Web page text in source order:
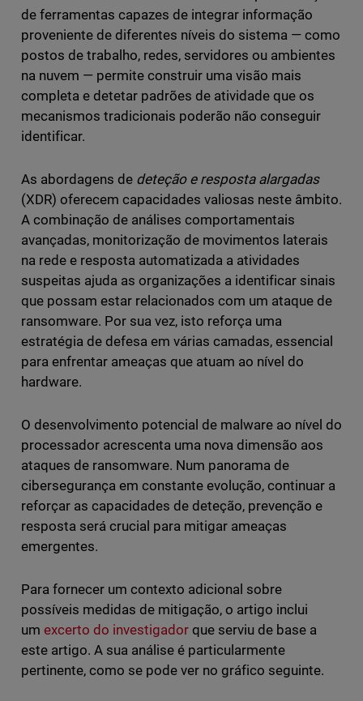
de ferramentas capazes de integrar informação
proveniente de diferentes níveis do sistema — como
postos de trabalho, redes, servidores ou ambientes
na nuvem — permite construir uma visão mais
completa e detetar padrões de atividade que os
mecanismos tradicionais poderão não conseguir
identificar.
As abordagens de deteção e resposta alargadas
(XDR) oferecem capacidades valiosas neste âmbito.
A combinação de análises comportamentais
avançadas, monitorização de movimentos laterais
na rede e resposta automatizada a atividades
suspeitas ajuda as organizações a identificar sinais
que possam estar relacionados com um ataque de
ransomware. Por sua vez, isto reforça uma
estratégia de defesa em várias camadas, essencial
para enfrentar ameaças que atuam ao nível do
hardware.
O desenvolvimento potencial de malware ao nível do
processador acrescenta uma nova dimensão aos
ataques de ransomware. Num panorama de
cibersegurança em constante evolução, continuar a
reforçar as capacidades de deteção, prevenção e
resposta será crucial para mitigar ameaças
emergentes.
Para fornecer um contexto adicional sobre
possíveis medidas de mitigação, o artigo inclui
um excerto do investigadorque serviu de base a
este artigo. A sua análise é particularmente
pertinente, como se pode ver no gráfico seguinte.